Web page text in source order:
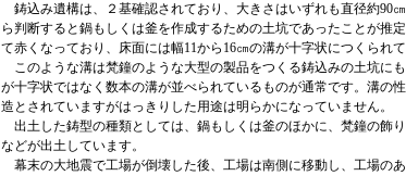
鋳込み遺構は、２基確認されており、大きさはいずれも直径約90
ら判断すると鍋もしくは釜を作成するための土坑であったことが推
て赤くなっており、床面には幅11から16㎝の溝が十字状につくられて
このような溝は梵鐘のような大型の製品をつくる鋳込みの土坑に
が十字状ではなく数本の溝が並べられているものが通常です。溝の
造とされていますがはっきりした用途は明らかになっていません。
出土した鋳型の種類としては、鍋もしくは釜のほかに、梵鐘の飾
などが出土しています。
幕末の大地震で工場が倒壊した後、工場は南側に移動し、工場の